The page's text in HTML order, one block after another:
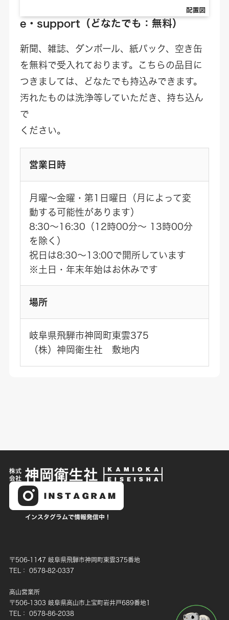
e・support（どなたでも：無料）
新聞、雑誌、ダンボール、紙パック、空き缶
を無料で受入れております。こちらの品目に
つきましては、どなたでも持込みできます。
汚れたものは洗浄等していただき、持ち込ん
で
ください。
営業日時
月曜～金曜・第1日曜日（月によって変
動する可能性があります）
8:30～16:30（12時00分～ 13時00分
を除く）
祝日は8:30～13:00で開所しています
※土日・年末年始はお休みです
場所
岐阜県飛騨市神岡町東雲375
（株）神岡衛生社 敷地内
〒506-1147 岐阜県飛騨市神岡町東雲375番地
TEL： 0578-82-0337
高山営業所
〒506-1303 岐阜県高山市上宝町岩井戸689番地1
TEL： 0578-86-2038